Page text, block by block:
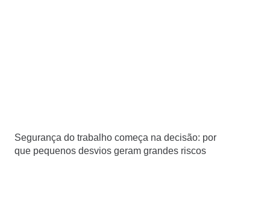
Segurança do trabalho começa na decisão: por
que pequenos desvios geram grandes riscos